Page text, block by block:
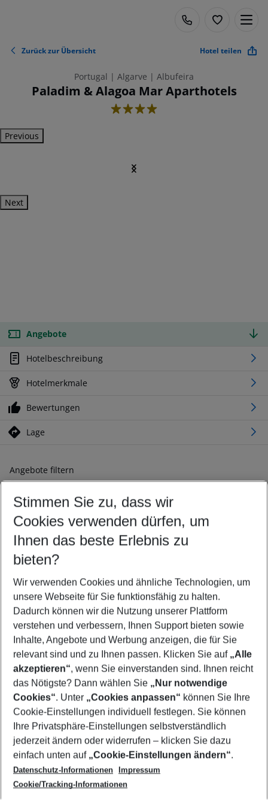
Zurück zur Übersicht Hotel teilen
Portugal | Algarve | Albufeira
Paladim & Alagoa Mar Aparthotels
4
Previous
Next
Angebote
Hotelbeschreibung
Hotelmerkmale
Bewertungen
Lage
Angebote filtern
Ändern Sie Ihre Kriterien nach Ihren Wünschen
Abflughafen wählen
Beliebiger Abflughafen
Reisezeitraum wählen
11.08.26– 09.08.27 5-8 Nächte
2 Erwachsene Keine Kinder
Mehr Filter anzeigen
Footer
Footer navigation
Über uns
AGB
Cookie-Einstellungen ändern
Cookie-Richtlinie
Datenschutz
Service & Hilfe
Barrierefreies Reisen
Check-in
Folgen Sie uns
Stimmen Sie zu, dass wir
Cookies verwenden dürfen, um
Ihnen das beste Erlebnis zu
bieten?
Wir verwenden Cookies und ähnliche Technologien, um
unsere Webseite für Sie funktionsfähig zu halten.
Dadurch können wir die Nutzung unserer Plattform
verstehen und verbessern, Ihnen Support bieten sowie
Inhalte, Angebote und Werbung anzeigen, die für Sie
relevant sind und zu Ihnen passen. Klicken Sie auf „Alle
akzeptieren“, wenn Sie einverstanden sind. Ihnen reicht
das Nötigste? Dann wählen Sie „Nur notwendige
Cookies“. Unter „Cookies anpassen“ können Sie Ihre
Cookie-Einstellungen individuell festlegen. Sie können
Ihre Privatsphäre-Einstellungen selbstverständlich
jederzeit ändern oder widerrufen – klicken Sie dazu
einfach unten auf „Cookie-Einstellungen ändern“.
Datenschutz-Informationen
Impressum
Cookie/Tracking-Informationen